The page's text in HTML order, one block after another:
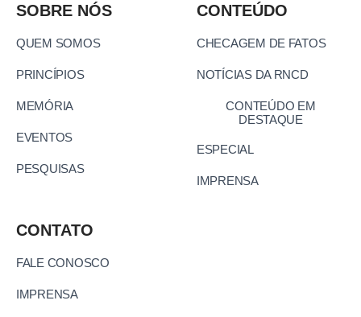
SOBRE NÓS
QUEM SOMOS
PRINCÍPIOS
MEMÓRIA
EVENTOS
PESQUISAS
CONTEÚDO
CHECAGEM DE FATOS
NOTÍCIAS DA RNCD
CONTEÚDO EM
DESTAQUE
ESPECIAL
IMPRENSA
CONTATO
FALE CONOSCO
IMPRENSA